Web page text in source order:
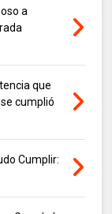
a
que
cumplió
Cumplir: